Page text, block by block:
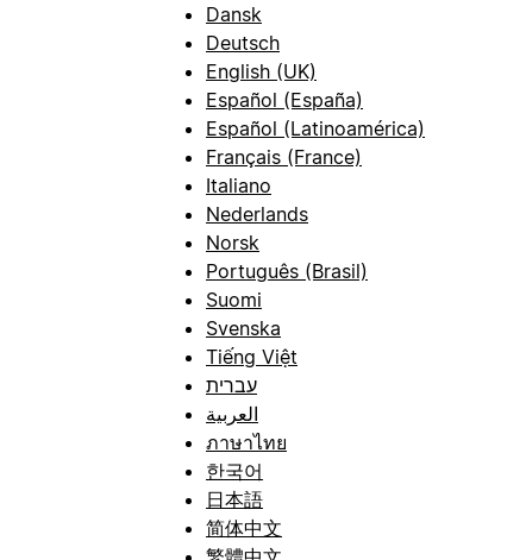
Dansk
Deutsch
English (UK)
Español (España)
Español (Latinoamérica)
Français (France)
Italiano
Nederlands
Norsk
Português (Brasil)
Suomi
Svenska
Tiếng Việt
עברית
العربية
ภาษาไทย
한국어
日本語
简体中文